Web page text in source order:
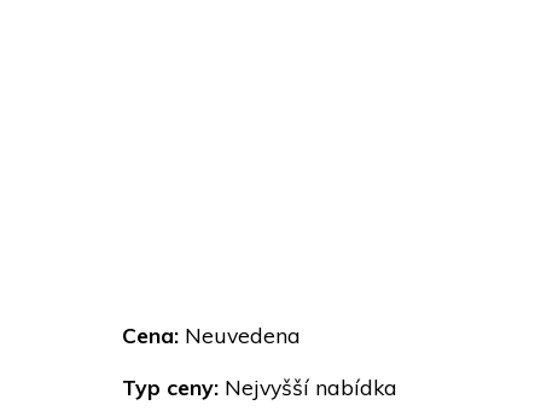
Cena: Neuvedena
Typ ceny: Nejvyšší nabídka